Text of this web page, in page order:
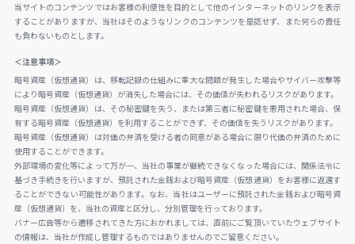
当サイトのコンテンツではお客様の利便性を目的として他のインターネットのリンクを表示
することがありますが、当社はそのようなリンクのコンテンツを是認せず、また何らの責任
も負わないものとします。
＜注意事項＞
暗号資産（仮想通貨）は、移転記録の仕組みに重大な問題が発生した場合やサイバー攻撃等
により暗号資産（仮想通貨）が消失した場合には、その価値が失われるリスクがあります。
暗号資産（仮想通貨）は、その秘密鍵を失う、または第三者に秘密鍵を悪用された場合、保
有する暗号資産（仮想通貨）を利用することができず、その価値を失うリスクがあります。
暗号資産（仮想通貨）は対価の弁済を受ける者の同意がある場合に限り代価の弁済のために
使用することができます。
外部環境の変化等によって万が一、当社の事業が継続できなくなった場合には、関係法令に
基づき手続きを行いますが、預託された金銭および暗号資産（仮想通貨）をお客様に返還す
ることができない可能性があります。なお、当社はユーザーに預託された金銭および暗号資
産（仮想通貨）を、当社の資産と区分し、分別管理を行っております。
バナー広告等から遷移されてきた方におかれましては、直前にご覧頂いていたウェブサイト
の情報は、当社が作成し管理するものではありませんのでご留意ください。